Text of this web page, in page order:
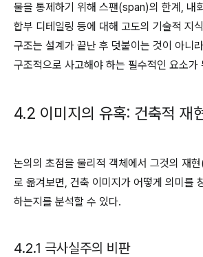
물을 통제하기 위해 스팬(span)의 한계, 내
합부 디테일링 등에 대해 고도의 기술적 지
구조는 설계가 끝난 후 덧붙이는 것이 아니
구조적으로 사고해야 하는 필수적인 요소가
4.2 이미지의 유혹: 건축적 재
논의의 초점을 물리적 객체에서 그것의 재
로 옮겨보면, 건축 이미지가 어떻게 의미를
하는지를 분석할 수 있다.
4.2.1 극사실주의 비판